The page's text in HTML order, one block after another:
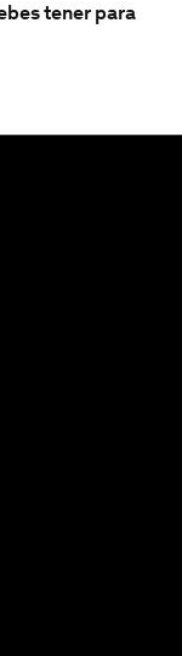
tener para